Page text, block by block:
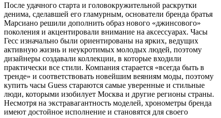
После удачного старта и головокружительной раскрутки
денима, сделавшей его гламурным, основатели бренда братья
Марсиано решили дополнить образ нового «джинсового»
поколения и акцентировали внимание на аксессуарах. Часы
Гесс изначально были ориентированы на ярких, ведущих
активную жизнь и неукротимых молодых людей, поэтому
дизайнеры создавали коллекции, в которые входили
практически все стили. Компания старается «всегда быть в
тренде» и соответствовать новейшим веяниям моды, поэтому
купить часы Guess стараются самые уверенные и стильные
люди, которыми изобилует Москва и другие регионы страны.
Несмотря на экстравагантность моделей, хронометры бренда
имеют достойное исполнение и становятся для своего